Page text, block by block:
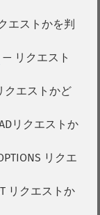
エストかを判
— リクエスト
クエストかど
リクエストか
リクエ
リクエストか